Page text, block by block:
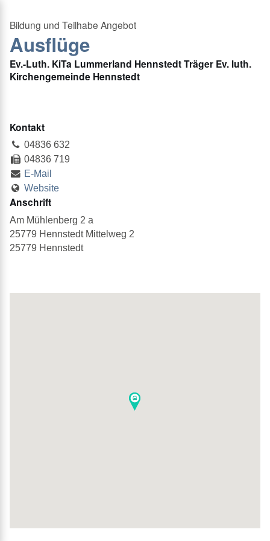
Ausflüge
Ev.-Luth. KiTa Lummerland Hennstedt Träger Ev. luth.
Kirchengemeinde Hennstedt
Kontakt
04836 632
04836 719
E-Mail
Website
Anschrift
Am Mühlenberg 2 a
25779 Hennstedt Mittelweg 2
25779 Hennstedt